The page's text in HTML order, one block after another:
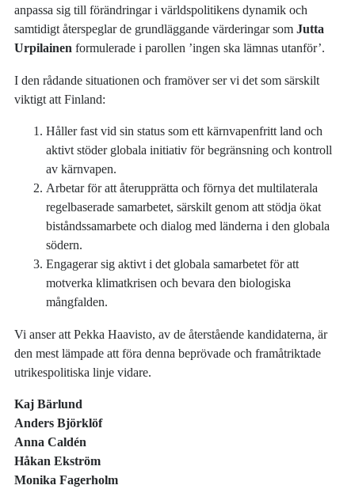
anpassa sig till förändringar i världspolitikens dynamik och
samtidigt återspeglar de grundläggande värderingar somJutta
Urpilainen formulerade i parollen ’ingen ska lämnas utanför’.
I den rådande situationen och framöver ser vi det som särskilt
viktigt att Finland:
Håller fast vid sin status som ett kärnvapenfritt land och
aktivt stöder globala initiativ för begränsning och kontroll
av kärnvapen.
Arbetar för att återupprätta och förnya det multilaterala
regelbaserade samarbetet, särskilt genom att stödja ökat
biståndssamarbete och dialog med länderna i den globala
södern.
Engagerar sig aktivt i det globala samarbetet för att
motverka klimatkrisen och bevara den biologiska
mångfalden.
Vi anser att Pekka Haavisto, av de återstående kandidaterna, är
den mest lämpade att föra denna beprövade och framåtriktade
utrikespolitiska linje vidare.
Kaj Bärlund
Anders Björklöf
Anna Caldén
Håkan Ekström
Monika Fagerholm